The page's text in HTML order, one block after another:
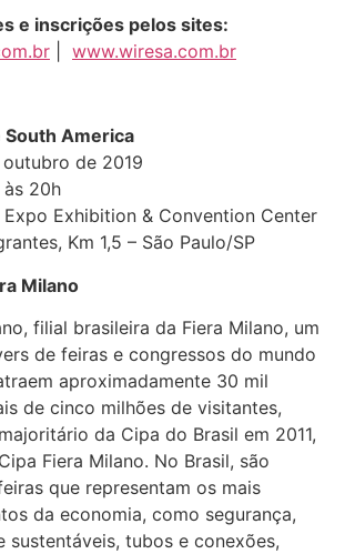
e inscrições pelos sites:
www.wiresa.com.br
America
de 2019
às 20h
Expo Exhibition & Convention Center
Km 1,5 – São Paulo/SP
Milano
filial brasileira da Fiera Milano, um
de feiras e congressos do mundo
aproximadamente 30 mil
de cinco milhões de visitantes,
da Cipa do Brasil em 2011,
Fiera Milano. No Brasil, são
que representam os mais
da economia, como segurança,
sustentáveis, tubos e conexões,